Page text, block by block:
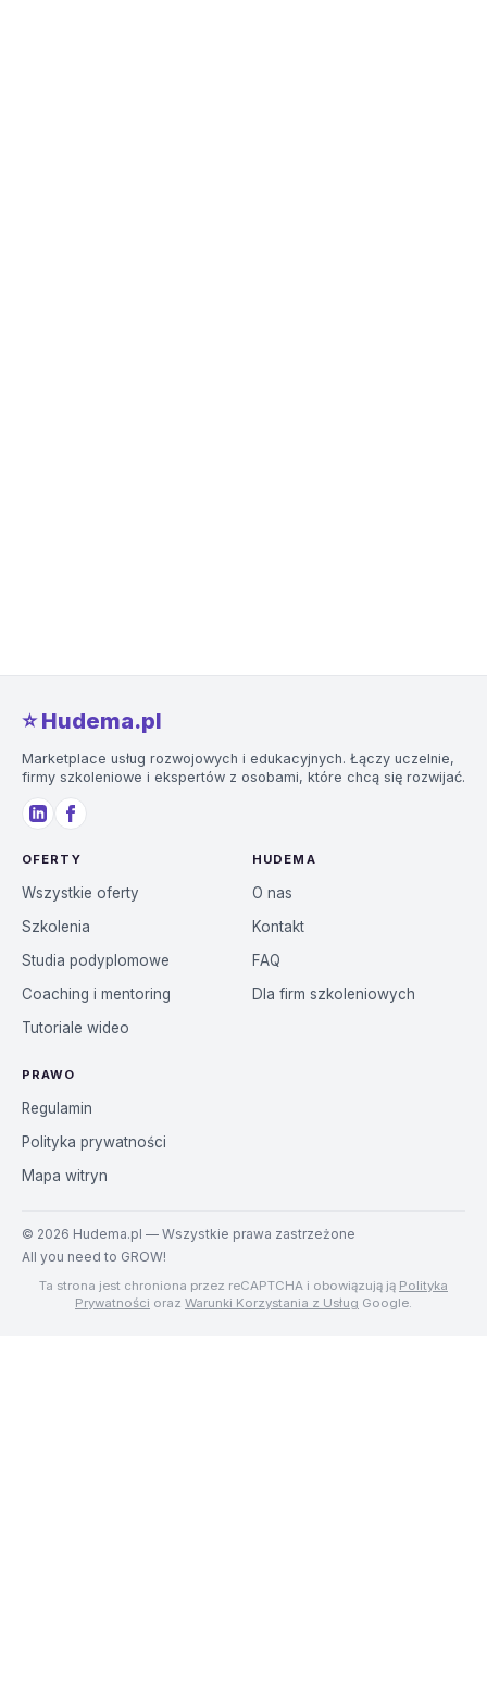
⭐️ Hudema.pl
Marketplace usług rozwojowych i edukacyjnych. Łączy uczelnie,
firmy szkoleniowe i ekspertów z osobami, które chcą się rozwijać.
OFERTY
Wszystkie oferty
Szkolenia
Studia podyplomowe
Coaching i mentoring
Tutoriale wideo
HUDEMA
O nas
Kontakt
FAQ
Dla firm szkoleniowych
PRAWO
Regulamin
Polityka prywatności
Mapa witryn
© 2026 Hudema.pl — Wszystkie prawa zastrzeżone
All you need to GROW!
Ta strona jest chroniona przez reCAPTCHA i obowiązują ją Polityka
Prywatności oraz Warunki Korzystania z Usług Google.